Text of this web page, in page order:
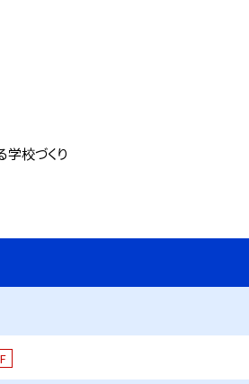
学校づくり